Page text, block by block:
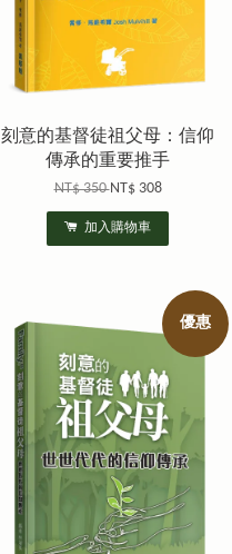
刻意的基督徒祖父母：信仰
傳承的重要推手
NT$ 350NT$ 308
加入購物車
優惠